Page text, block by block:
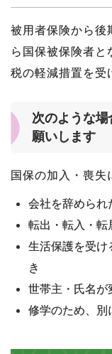
被用者保険から後
ら国保被保険者
税の軽減措置を受
次のような
願いします
国保の加入・喪失
会社を辞められ
転出・転入・転
生活保護を受け
き
世帯主・氏名が
修学のため、別